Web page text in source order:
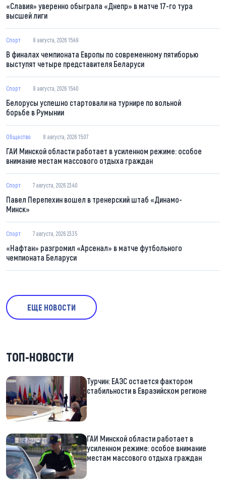
«Славия» уверенно обыграла «Днепр» в матче 17-го тура
высшей лиги
Спорт 8 августа, 2026 15:49
В финалах чемпионата Европы по современному пятиборью
выступят четыре представителя Беларуси
Спорт 8 августа, 2026 15:40
Белорусы успешно стартовали на турнире по вольной
борьбе в Румынии
Общество 8 августа, 2026 15:07
ГАИ Минской области работает в усиленном режиме: особое
внимание местам массового отдыха граждан
Спорт 7 августа, 2026 23:40
Павел Перепехин вошел в тренерский штаб «Динамо-
Минск»
Спорт 7 августа, 2026 23:35
«Нафтан» разгромил «Арсенал» в матче футбольного
чемпионата Беларуси
ЕЩЕ НОВОСТИ
ТОП-НОВОСТИ
Турчин: ЕАЭС остается фактором
стабильности в Евразийском регионе
ГАИ Минской области работает в
усиленном режиме: особое внимание
местам массового отдыха граждан